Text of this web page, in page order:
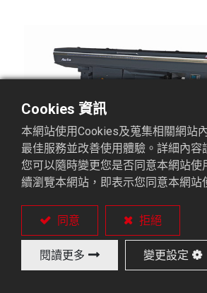
AUTO42
Cookies 資訊
本網站使用Cookies及蒐集相關網站
最佳服務並改善使用體驗。詳細內容
您可以隨時變更您是否同意本網站使
續瀏覽本網站，即表示您同意本網站
同意 拒絕
閱讀更多 變更設定